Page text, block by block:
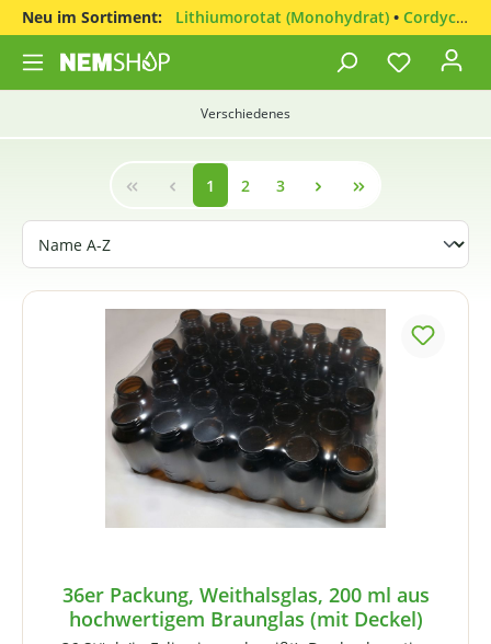
Neu im Sortiment: Lithiumorotat (Monohydrat) • Cordyceps sinensis
Verschiedenes
1 2 3
36er Packung, Weithalsglas, 200 ml aus
hochwertigem Braunglas (mit Deckel)